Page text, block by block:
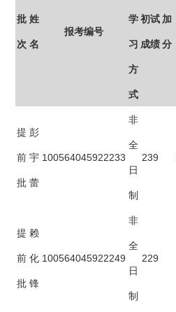
批
次
姓
名
报考编号
学
习
方
式
初试
成绩
加
分
提
前
批
彭
宇
蕾
100564045922233
非
全
日
制
239
提
前
批
赖
化
锋
100564045922249
非
全
日
制
229